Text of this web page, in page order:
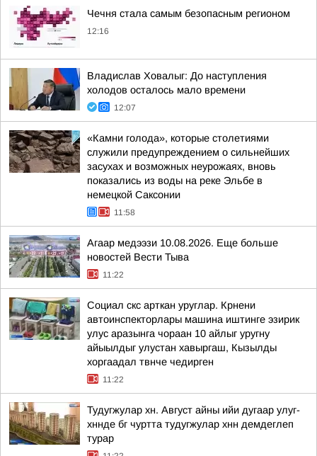
Чечня стала самым безопасным регионом
12:16
Владислав Ховалыг: До наступления
холодов осталось мало времени
12:07
«Камни голода», которые столетиями
служили предупреждением о сильнейших
засухах и возможных неурожаях, вновь
показались из воды на реке Эльбе в
немецкой Саксонии
11:58
Агаар медээзи 10.08.2026. Еще больше
новостей Вести Тыва
11:22
Социал скс арткан уруглар. Крнени
автоинспекторлары машина иштинге эзирик
улус аразынга чораан 10 айлыг уругну
айыылдыг улустан хавыргаш, Кызылды
хоргаадал твнче чедирген
11:22
Тудугжулар хн. Август айны ийи дугаар улуг-
хннде бг чуртта тудугжулар хнн демдеглеп
турар